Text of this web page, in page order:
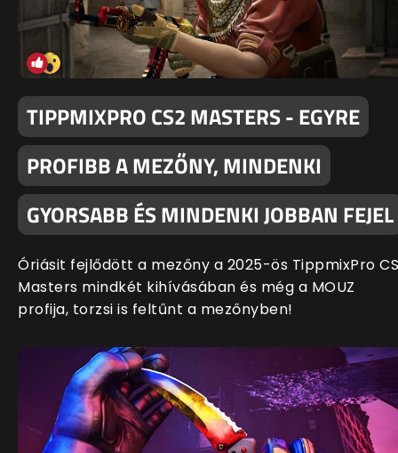
TIPPMIXPRO CS2 MASTERS - EGYRE
PROFIBB A MEZŐNY, MINDENKI
GYORSABB ÉS MINDENKI JOBBAN FEJEL
Óriásit fejlődött a mezőny a 2025-ös TippmixPro
Masters mindkét kihívásában és még a MOUZ
profija, torzsi is feltűnt a mezőnyben!